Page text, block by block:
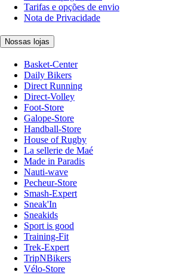
Tarifas e opções de envio
Nota de Privacidade
Nossas lojas
Basket-Center
Daily Bikers
Direct Running
Direct-Volley
Foot-Store
Galope-Store
Handball-Store
House of Rugby
La sellerie de Maé
Made in Paradis
Nauti-wave
Pecheur-Store
Smash-Expert
Sneak'In
Sneakids
Sport is good
Training-Fit
Trek-Expert
TripNBikers
Vélo-Store